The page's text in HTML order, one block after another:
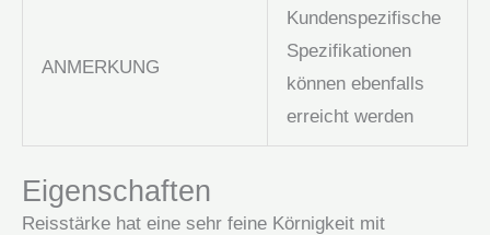
ANMERKUNG
Kundenspezifische
Spezifikationen
können ebenfalls
erreicht werden
Eigenschaften
Reisstärke hat eine sehr feine Körnigkeit mit